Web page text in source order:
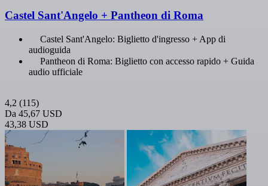
Castel Sant'Angelo + Pantheon di Roma
Castel Sant'Angelo: Biglietto d'ingresso + App di
audioguida
Pantheon di Roma: Biglietto con accesso rapido + Guida
audio ufficiale
4,2 (115)
Da 45,67 USD
43,38 USD